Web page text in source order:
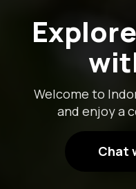
Welcome to
and enjoy a
Chat